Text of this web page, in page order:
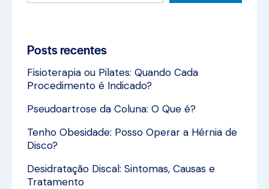
Posts recentes
Fisioterapia ou Pilates: Quando Cada
Procedimento é Indicado?
Pseudoartrose da Coluna: O Que é?
Tenho Obesidade: Posso Operar a Hérnia de
Disco?
Desidratação Discal: Sintomas, Causas e
Tratamento